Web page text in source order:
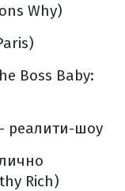
Why)
Boss Baby:
реалити-шоу
Rich)